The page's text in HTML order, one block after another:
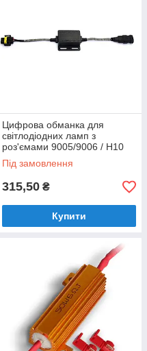
Цифрова обманка для
світлодіодних ламп з
роз'ємами 9005/9006 / H10
Digital LED warning canceller
Під замовлення
315,50 ₴
Купити